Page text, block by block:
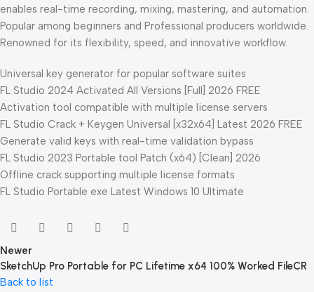
enables real-time recording, mixing, mastering, and automation.
Popular among beginners and Professional producers worldwide.
Renowned for its flexibility, speed, and innovative workflow.
Universal key generator for popular software suites
FL Studio 2024 Activated All Versions [Full] 2026 FREE
Activation tool compatible with multiple license servers
FL Studio Crack + Keygen Universal [x32x64] Latest 2026 FREE
Generate valid keys with real-time validation bypass
FL Studio 2023 Portable tool Patch (x64) [Clean] 2026
Offline crack supporting multiple license formats
FL Studio Portable exe Latest Windows 10 Ultimate
Newer
SketchUp Pro Portable for PC Lifetime x64 100% Worked FileCR
Back to list